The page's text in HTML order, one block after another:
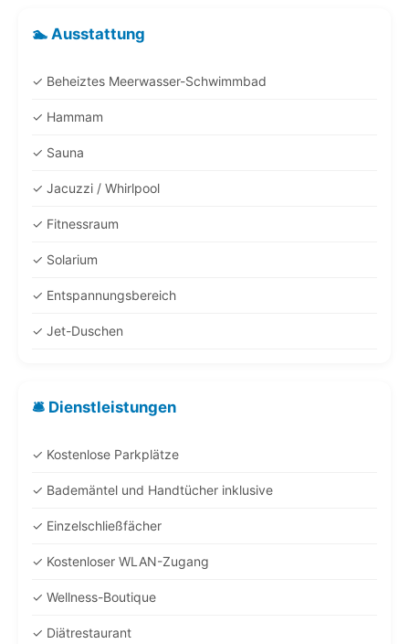
🏊 Ausstattung
✓ Beheiztes Meerwasser-Schwimmbad
✓ Hammam
✓ Sauna
✓ Jacuzzi / Whirlpool
✓ Fitnessraum
✓ Solarium
✓ Entspannungsbereich
✓ Jet-Duschen
🛎️ Dienstleistungen
✓ Kostenlose Parkplätze
✓ Bademäntel und Handtücher inklusive
✓ Einzelschließfächer
✓ Kostenloser WLAN-Zugang
✓ Wellness-Boutique
✓ Diätrestaurant